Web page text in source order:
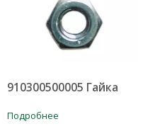
910300500005 Гайка
Подробнее